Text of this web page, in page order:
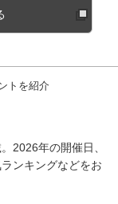
トを紹介
2026年の開催日、
ンキングなどをお